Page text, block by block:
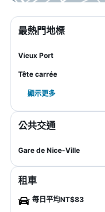
最熱門地標
Vieux Port
Tête carrée
顯示更多
公共交通
Gare de Nice-Ville
租車
每日平均NT$83